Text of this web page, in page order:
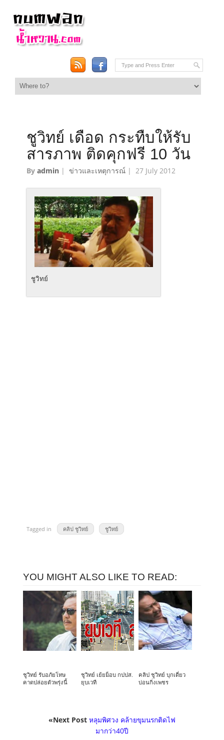
ชูวิทย์ เดือด กระทืบให้รับ
สารภาพ ติดคุกฟรี 10 วัน
Byadmin |ข่าวและเหตุการณ์ |27 July 2012
ชูวิทย์
Tagged in คลิป ชูวิทย์ ชูวิทย์
YOU MIGHT ALSO LIKE TO READ:
ชูวิทย์ รับอภัยโทษ
คาดปล่อยตัวพรุ่งนี้
ชูวิทย์ เย้ยม็อบ กปปส.
ยุบเวที
คลิป ชูวิทย์ บุกเดี่ยว
บ่อนกิ่งเพชร
«Next Post หลุมพิศวง คล้ายขุมนรกติดไฟ
มากว่า40ปี